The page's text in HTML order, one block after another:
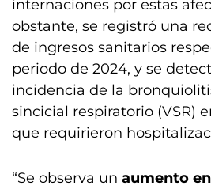
internaciones por estas
obstante, se registró una
de ingresos sanitarios
periodo de 2024, y se
incidencia de la
sincicial respiratorio (VSR)
que requirieron
“Se observa un aumento